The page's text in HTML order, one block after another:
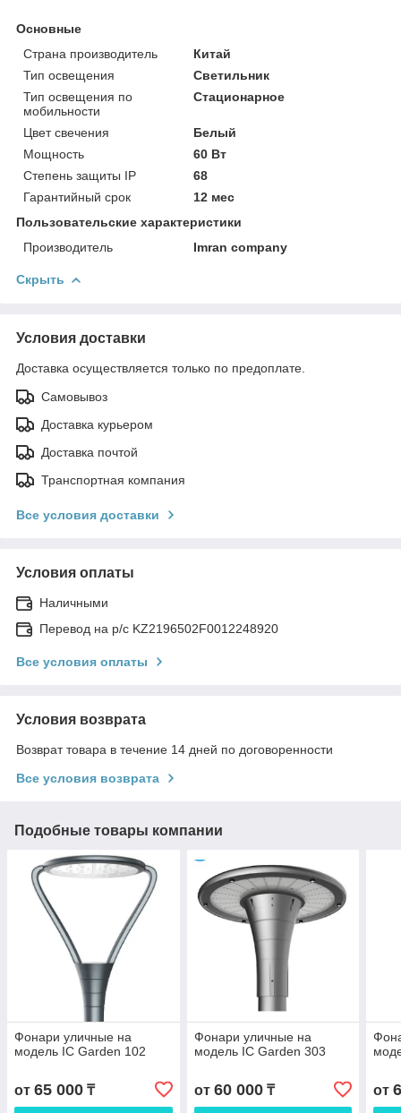
Основные
Страна производитель
Китай
Тип освещения
Светильник
Тип освещения по
мобильности
Стационарное
Цвет свечения
Белый
Мощность
60 Вт
Степень защиты IP
68
Гарантийный срок
12 мес
Пользовательские характеристики
Производитель
Imran company
Скрыть
Условия доставки
Доставка осуществляется только по предоплате.
Самовывоз
Доставка курьером
Доставка почтой
Транспортная компания
Все условия доставки
Условия оплаты
Наличными
Перевод на р/с KZ2196502F0012248920
Все условия оплаты
Условия возврата
Возврат товара в течение 14 дней по договоренности
Все условия возврата
Подобные товары компании
Фонари уличные на
модель IC Garden 102
от 65 000 ₸
Фонари уличные на
модель IC Garden 303
от 60 000₸ от